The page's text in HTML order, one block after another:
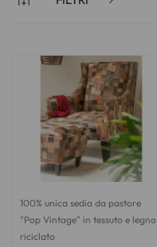
100% unica sedia da pastore
"Pop Vintage" in tessuto e legno
riciclato